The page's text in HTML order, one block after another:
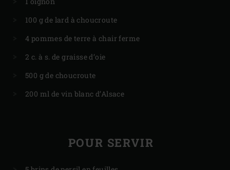
100 g de lard à choucroute
4 pommes de terre à chair ferme
2 c. à s. de graisse d’oie
500 g de choucroute
200 ml de vin blanc d’Alsace
POUR SERVIR